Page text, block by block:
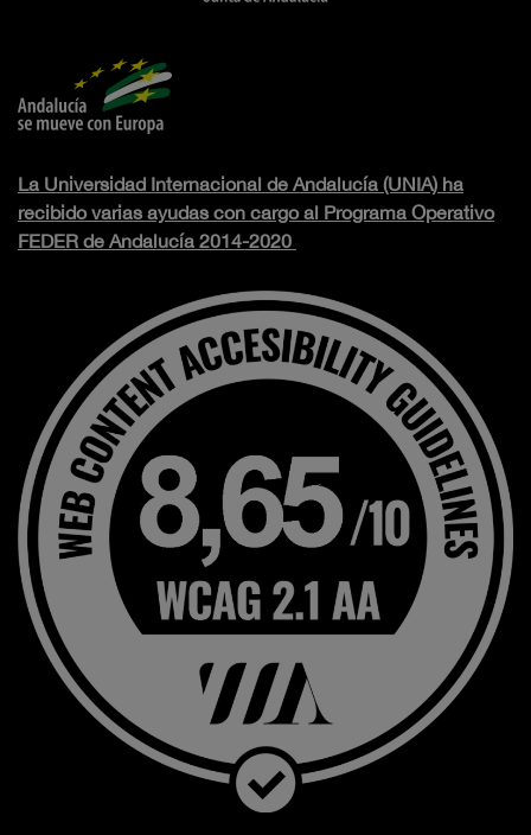
La Universidad Internacional de Andalucía (UNIA) ha
recibido varias ayudas con cargo al Programa Operativo
FEDER de Andalucía 2014-2020